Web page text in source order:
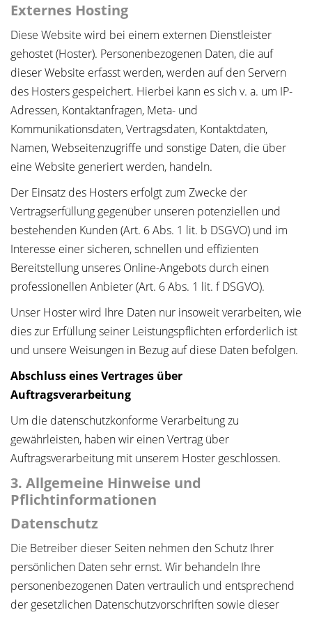
Externes Hosting
Diese Website wird bei einem externen Dienstleister
gehostet (Hoster). Personenbezogenen Daten, die auf
dieser Website erfasst werden, werden auf den Servern
des Hosters gespeichert. Hierbei kann es sich v. a. um IP-
Adressen, Kontaktanfragen, Meta- und
Kommunikationsdaten, Vertragsdaten, Kontaktdaten,
Namen, Webseitenzugriffe und sonstige Daten, die über
eine Website generiert werden, handeln.
Der Einsatz des Hosters erfolgt zum Zwecke der
Vertragserfüllung gegenüber unseren potenziellen und
bestehenden Kunden (Art. 6 Abs. 1 lit. b DSGVO) und im
Interesse einer sicheren, schnellen und effizienten
Bereitstellung unseres Online-Angebots durch einen
professionellen Anbieter (Art. 6 Abs. 1 lit. f DSGVO).
Unser Hoster wird Ihre Daten nur insoweit verarbeiten, wie
dies zur Erfüllung seiner Leistungspflichten erforderlich ist
und unsere Weisungen in Bezug auf diese Daten befolgen.
Abschluss eines Vertrages über
Auftragsverarbeitung
Um die datenschutzkonforme Verarbeitung zu
gewährleisten, haben wir einen Vertrag über
Auftragsverarbeitung mit unserem Hoster geschlossen.
3. Allgemeine Hinweise und
Pflichtinformationen
Datenschutz
Die Betreiber dieser Seiten nehmen den Schutz Ihrer
persönlichen Daten sehr ernst. Wir behandeln Ihre
personenbezogenen Daten vertraulich und entsprechend
der gesetzlichen Datenschutzvorschriften sowie dieser